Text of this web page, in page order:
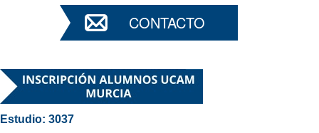
CONTACTO
Estudio: 3037